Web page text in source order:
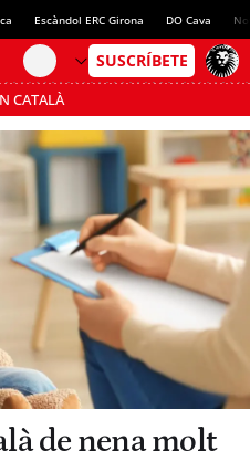
Escàndol ERC Girona DO Cava
CATALÀ
estalvi
de nena molt